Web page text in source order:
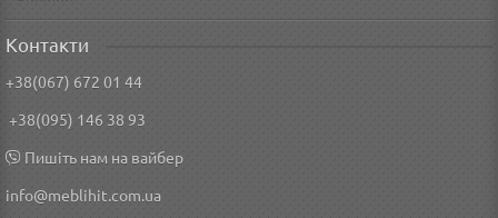
Контакти
+38(067) 672 01 44
+38(095) 146 38 93
Пишіть нам на вайбер
info@meblihit.com.ua